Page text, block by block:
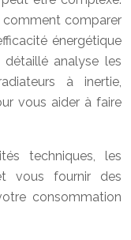
comment comparer
énergétique
analyse les
à inertie,
vous aider à faire
techniques, les
vous fournir des
consommation